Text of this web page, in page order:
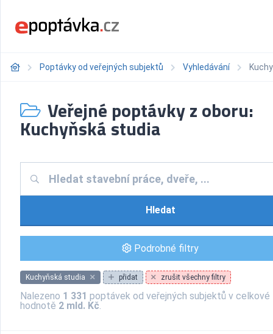
Poptávky od veřejných subjektů Vyhledávání
Veřejné poptávky z oboru:
Kuchyňská studia
Hledat
Podrobné filtry
Kuchyňská studia přidat zrušit všechny filtry
Nalezeno 1 331 poptávek od veřejných subjektů v celkové
hodnotě 2 mld. Kč.